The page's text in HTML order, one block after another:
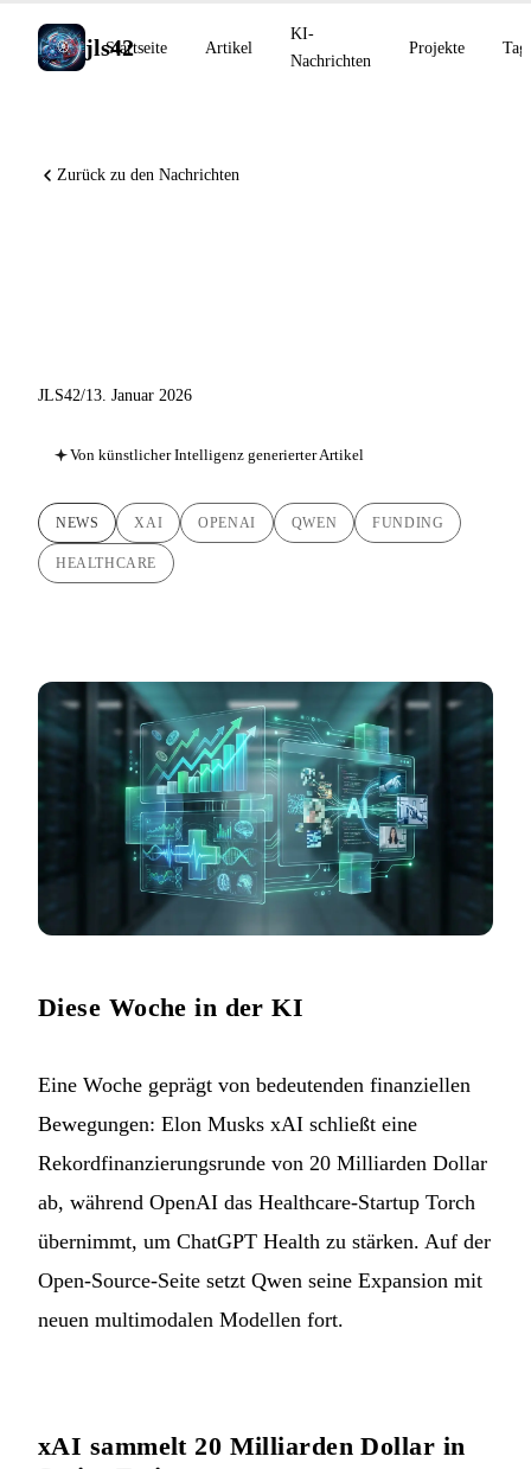
jls42
Startseite Artikel
KI-
Nachrichten
Projekte
Zurück zu den Nachrichten
JLS42/13. Januar 2026
Von künstlicher Intelligenz generierter Artikel
NEWS XAI OPENAI QWEN FUNDING
HEALTHCARE
Diese Woche in der KI
Eine Woche geprägt von bedeutenden finanziellen
Bewegungen: Elon Musks xAI schließt eine
Rekordfinanzierungsrunde von 20 Milliarden Dollar
ab, während OpenAI das Healthcare-Startup Torch
übernimmt, um ChatGPT Health zu stärken. Auf der
Open-Source-Seite setzt Qwen seine Expansion mit
neuen multimodalen Modellen fort.
xAI sammelt 20 Milliarden Dollar in